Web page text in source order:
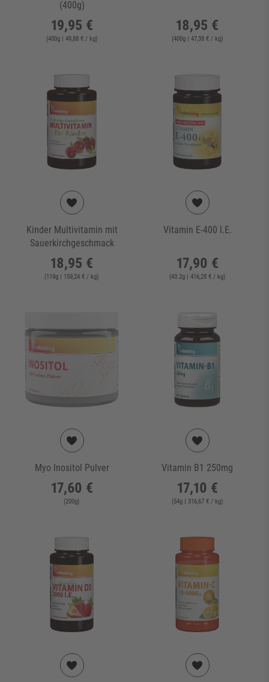
(400g)
19,95 €
(400g| 49,88 € / kg)
18,95 €
(400g| 47,38 € / kg)
Kinder Multivitamin mit
Sauerkirchgeschmack
18,95 €
(119g | 159,24 € / kg)
Vitamin E-400 I.E.
17,90 €
(43.2g| 416,28 € / kg)
Myo Inositol Pulver
17,60 €
(200g)
Vitamin B1 250mg
17,10 €
(54g| 316,67 € / kg)